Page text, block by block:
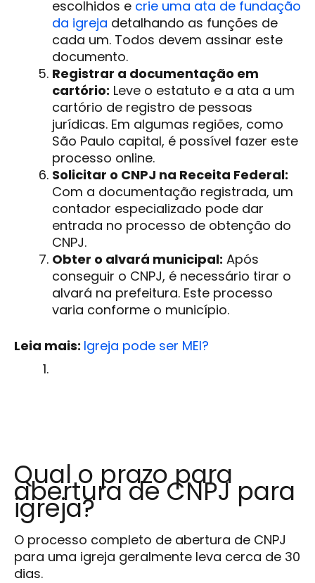
escolhidos e crie uma ata de fundação
da igreja detalhando as funções de
cada um. Todos devem assinar este
documento.
Registrar a documentação em
cartório: Leve o estatuto e a ata a um
cartório de registro de pessoas
jurídicas. Em algumas regiões, como
São Paulo capital, é possível fazer este
processo online.
Solicitar o CNPJ na Receita Federal:
Com a documentação registrada, um
contador especializado pode dar
entrada no processo de obtenção do
CNPJ.
Obter o alvará municipal: Após
conseguir o CNPJ, é necessário tirar o
alvará na prefeitura. Este processo
varia conforme o município.
Leia mais: Igreja pode ser MEI?
Qual o prazo para
abertura de CNPJ para
igreja?
O processo completo de abertura de CNPJ
para uma igreja geralmente leva cerca de 30
dias.